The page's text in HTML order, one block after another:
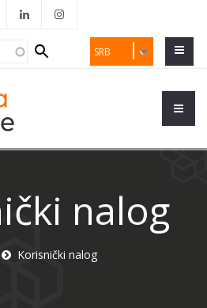
SRB
nalog
Korisnički nalog